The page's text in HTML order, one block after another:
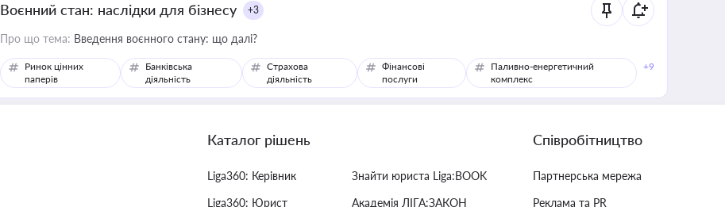
Воєнний стан: наслідки для бізнесу +3
Про що тема: Введення воєнного стану: що далі?
Ринок цінних
паперів
Банківська
діяльність
Страхова
діяльність
Фінансові
послуги
Паливно-енергетичний
комплекс
+9
Каталог рішень
Liga360: Керівник
Liga360: Юрист
Знайти юриста Liga:BOOK
Академія ЛІГА:ЗАКОН
Співробітництво
Партнерська мережа
Реклама та PR